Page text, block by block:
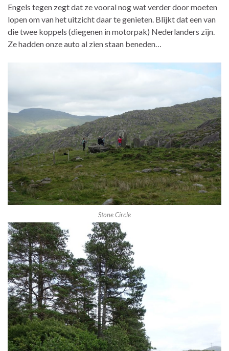
Engels tegen zegt dat ze vooral nog wat verder door moeten
lopen om van het uitzicht daar te genieten. Blijkt dat een van
die twee koppels (diegenen in motorpak) Nederlanders zijn.
Ze hadden onze auto al zien staan beneden…
Stone Circle